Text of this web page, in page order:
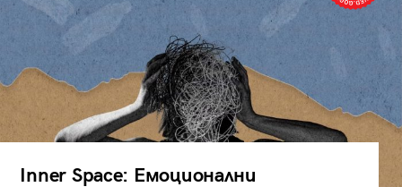
Inner Space: Емоционални